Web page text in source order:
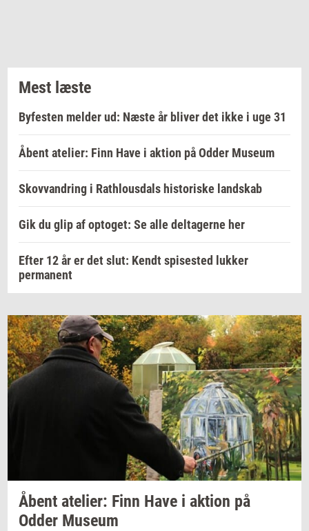
Mest læste
Byfesten melder ud: Næste år bliver det ikke i uge 31
Åbent atelier: Finn Have i aktion på Odder Museum
Skovvandring i Rathlousdals historiske landskab
Gik du glip af optoget: Se alle deltagerne her
Efter 12 år er det slut: Kendt spisested lukker
permanent
Åbent ate­li­er: Finn Have i ak­tion på
Odder Mu­se­um